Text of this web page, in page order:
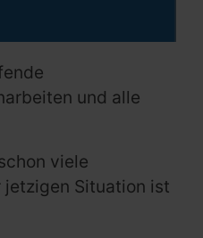
und alle
viele
Situation ist